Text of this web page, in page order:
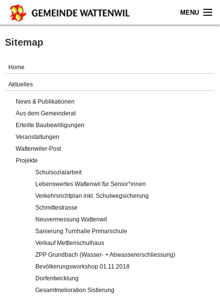
MENU
Home
Gemeinde
Verwaltung
Online-Service
Impressum
Sitemap
Home
Aktuelles
News & Publikationen
Aus dem Gemeinderat
Erteilte Baubewilligungen
Veranstaltungen
Wattenwiler-Post
Projekte
Schulsozialarbeit
Lebenswertes Wattenwil für Senior*innen
Verkehrsrichtplan inkl. Schulwegsicherung
Schmittestrasse
Neuvermessung Wattenwil
Sanierung Turnhalle Primarschule
Verkauf Mettlenschulhaus
ZPP Grundbach (Wasser- + Abwassererschliessung)
Bevölkerungsworkshop 01.11.2018
Dorfentwicklung
Gesamtmelioration Sistierung